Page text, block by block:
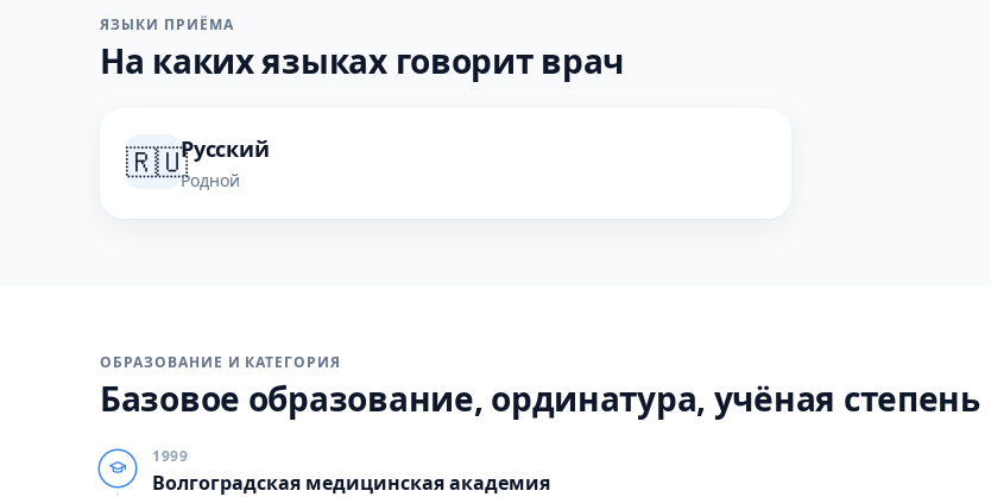
ЯЗЫКИ ПРИЁМА
На каких языках говорит врач
🇷🇺Русский
Родной
ОБРАЗОВАНИЕ И КАТЕГОРИЯ
Базовое образование, ординатура, учёная степень
1999
Волгоградская медицинская академия